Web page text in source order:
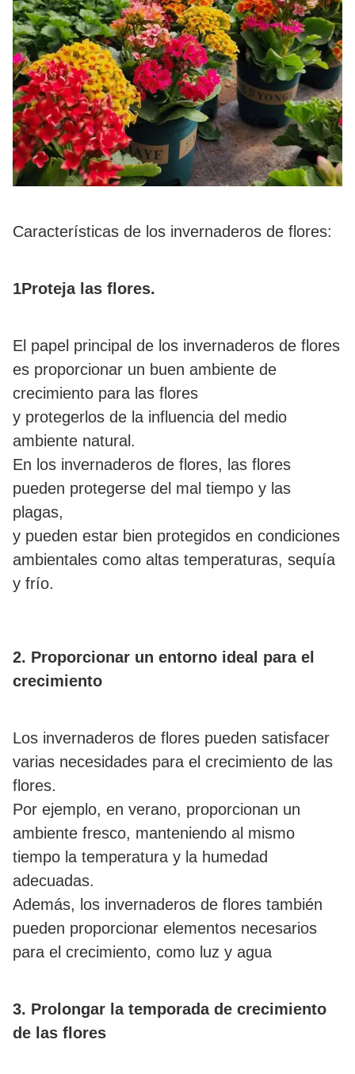
Características de los invernaderos de flores:
1Proteja las flores.
El papel principal de los invernaderos de flores
es proporcionar un buen ambiente de
crecimiento para las flores
y protegerlos de la influencia del medio
ambiente natural.
En los invernaderos de flores, las flores
pueden protegerse del mal tiempo y las
plagas,
y pueden estar bien protegidos en condiciones
ambientales como altas temperaturas, sequía
y frío.
2. Proporcionar un entorno ideal para el
crecimiento
Los invernaderos de flores pueden satisfacer
varias necesidades para el crecimiento de las
flores.
Por ejemplo, en verano, proporcionan un
ambiente fresco, manteniendo al mismo
tiempo la temperatura y la humedad
adecuadas.
Además, los invernaderos de flores también
pueden proporcionar elementos necesarios
para el crecimiento, como luz y agua
3. Prolongar la temporada de crecimiento
de las flores